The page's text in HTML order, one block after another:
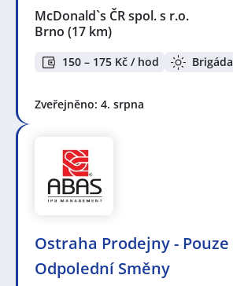
McDonald`s ČR spol. s r.o.
Brno (17 km)
150 – 175 Kč / hod Brigáda
Zveřejněno: 4. srpna
Ostraha Prodejny - Pouze
Odpolední Směny